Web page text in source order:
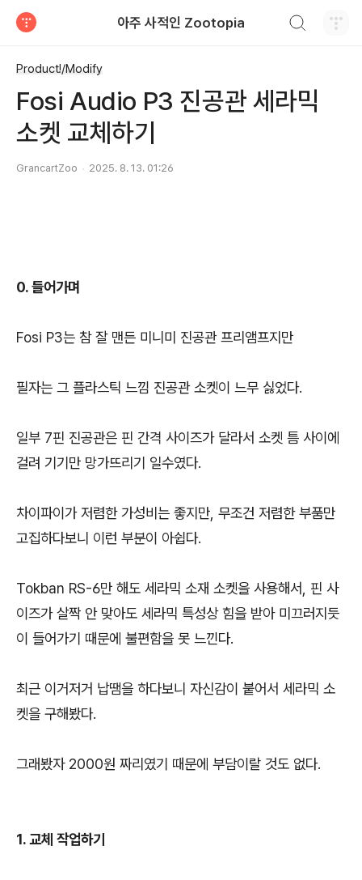
아주 사적인 Zootopia
Product!/Modify
Fosi Audio P3 진공관 세라믹
소켓 교체하기
GrancartZoo 2025. 8. 13. 01:26
0. 들어가며
Fosi P3는 참 잘 맨든 미니미 진공관 프리앰프지만
필자는 그 플라스틱 느낌 진공관 소켓이 느무 싫었다.
일부 7핀 진공관은 핀 간격 사이즈가 달라서 소켓 틈 사이에
걸려 기기만 망가뜨리기 일수였다.
차이파이가 저렴한 가성비는 좋지만, 무조건 저렴한 부품만
고집하다보니 이런 부분이 아쉽다.
Tokban RS-6만 해도 세라믹 소재 소켓을 사용해서, 핀 사
이즈가 살짝 안 맞아도 세라믹 특성상 힘을 받아 미끄러지듯
이 들어가기 때문에 불편함을 못 느낀다.
최근 이거저거 납땜을 하다보니 자신감이 붙어서 세라믹 소
켓을 구해봤다.
그래봤자 2000원 짜리였기 때문에 부담이랄 것도 없다.
1. 교체 작업하기